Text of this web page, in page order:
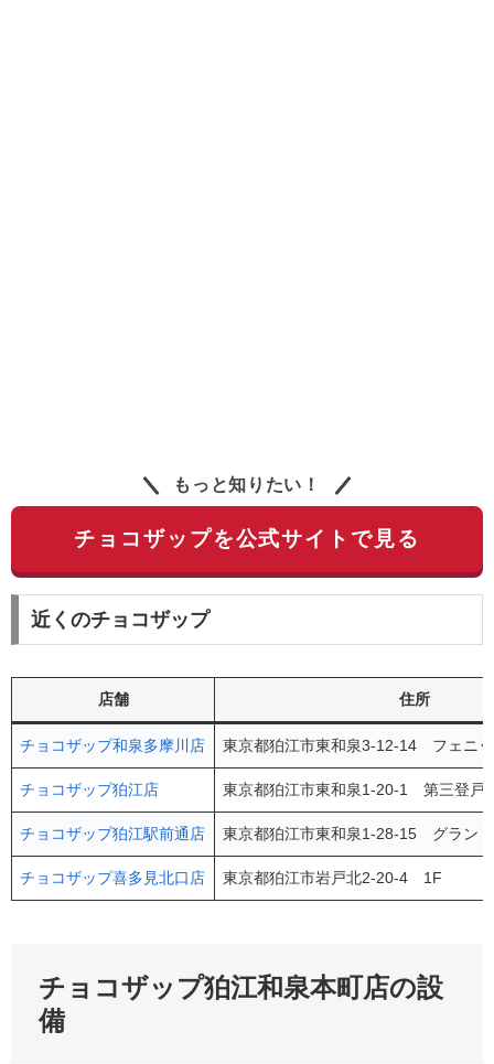
もっと知りたい！
チョコザップを公式サイトで見る
近くのチョコザップ
店舗 住所
チョコザップ和泉多摩川店 東京都狛江市東和泉3-12-14 フェニ
チョコザップ狛江店 東京都狛江市東和泉1-20-1 第三登
チョコザップ狛江駅前通店 東京都狛江市東和泉1-28-15 グラン
チョコザップ喜多見北口店 東京都狛江市岩戸北2-20-4 1F
チョコザップ狛江和泉本町店の設
備